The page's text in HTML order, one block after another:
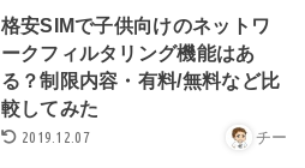
格安SIMで子供向けのネットワ
ークフィルタリング機能はあ
る？制限内容・有料/無料など比
較してみた
2019.12.07 チー